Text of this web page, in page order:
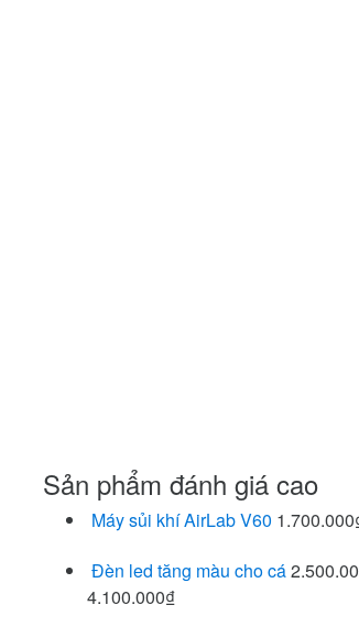
Sản phẩm đánh giá cao
Máy sủi khí AirLab V60 1.700.000
Đèn led tăng màu cho cá
4.100.000₫